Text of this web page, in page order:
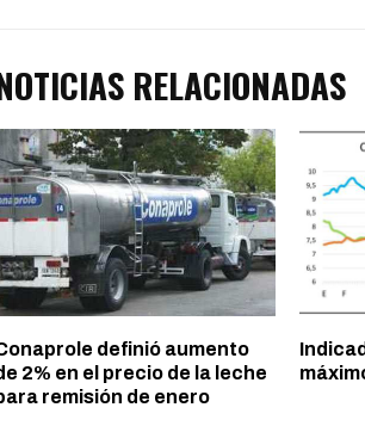
RELACIONADAS
definió aumento
2% en el precio de la leche
remisión de enero